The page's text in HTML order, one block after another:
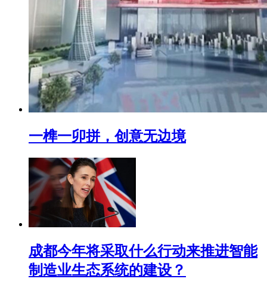
一榫一卯拼，创意无边境
成都今年将采取什么行动来推进智能
制造业生态系统的建设？